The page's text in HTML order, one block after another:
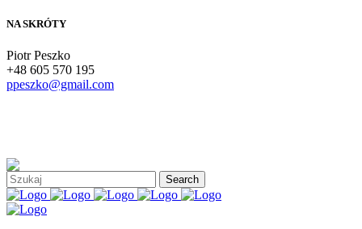
NA SKRÓTY
Piotr Peszko
+48 605 570 195
ppeszko@gmail.com